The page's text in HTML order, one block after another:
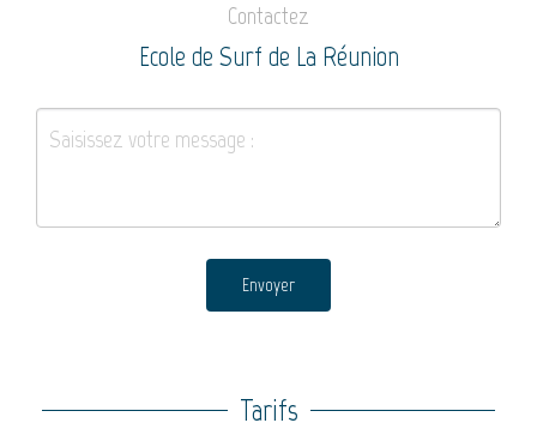
Contactez
Ecole de Surf de La Réunion
Envoyer
Tarifs